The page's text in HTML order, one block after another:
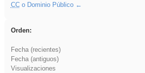
CCo Dominio Público
Orden:
Fecha (recientes)
Fecha (antiguos)
Visualizaciones